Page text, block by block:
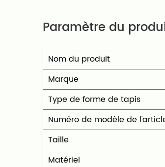
imprimé en fausse
polyvalente qui allie
possibilités avec nos
intérieurs avec une
Paramètre du
Nom du produit
Marque
Type de forme de tapis
Numéro de modèle de
Taille
Matériel